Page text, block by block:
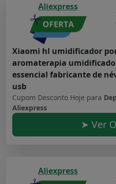
Aliexpress
Xiaomi hl umidificador
aromaterapia
essencial fabricante de
usb
Cupom Desconto Hoje para
Aliexpress
➤ Ver
Aliexpress